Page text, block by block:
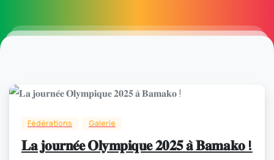
Fédérations Galerie
𝐋𝐚 𝐣𝐨𝐮𝐫𝐧𝐞́𝐞 𝐎𝐥𝐲𝐦𝐩𝐢𝐪𝐮𝐞 𝟐𝟎𝟐𝟓 𝐚̀ 𝐁𝐚𝐦𝐚𝐤𝐨 !